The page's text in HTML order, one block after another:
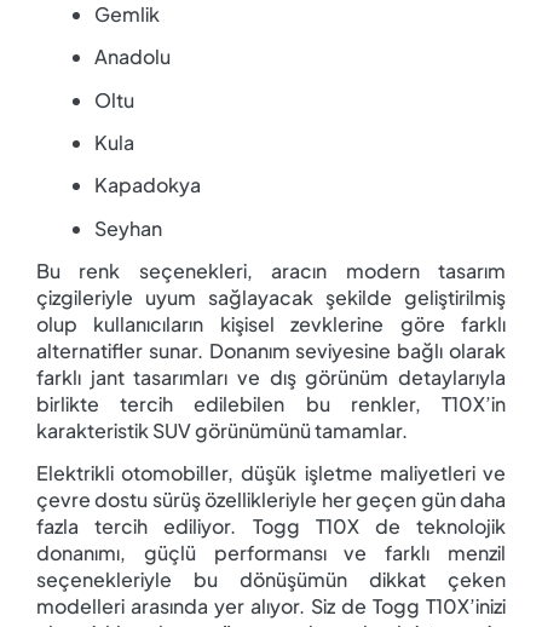
Gemlik
Anadolu
Oltu
Kula
Kapadokya
Seyhan
Bu renk seçenekleri, aracın modern tasarım
çizgileriyle uyum sağlayacak şekilde geliştirilmiş
olup kullanıcıların kişisel zevklerine göre farklı
alternatifler sunar. Donanım seviyesine bağlı olarak
farklı jant tasarımları ve dış görünüm detaylarıyla
birlikte tercih edilebilen bu renkler, T10X’in
karakteristik SUV görünümünü tamamlar.
Elektrikli otomobiller, düşük işletme maliyetleri ve
çevre dostu sürüş özellikleriyle her geçen gün daha
fazla tercih ediliyor. Togg T10X de teknolojik
donanımı, güçlü performansı ve farklı menzil
seçenekleriyle bu dönüşümün dikkat çeken
modelleri arasında yer alıyor. Siz de Togg T10X’inizi